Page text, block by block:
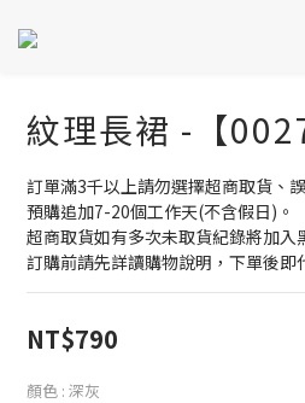
紋理長裙 -【
訂單滿3千以上請勿選擇超商取貨、
預購追加7-20個工作天(不含假日)。
超商取貨如有多次未取貨紀錄將加入
訂購前請先詳讀購物說明，下單後即
NT$790
顏色 : 深灰